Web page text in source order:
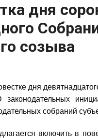
дня
созыва
дня
собраний
включить в